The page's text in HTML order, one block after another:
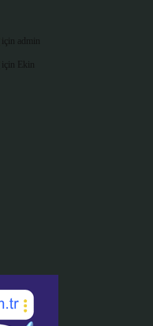
için admin
için Ekin